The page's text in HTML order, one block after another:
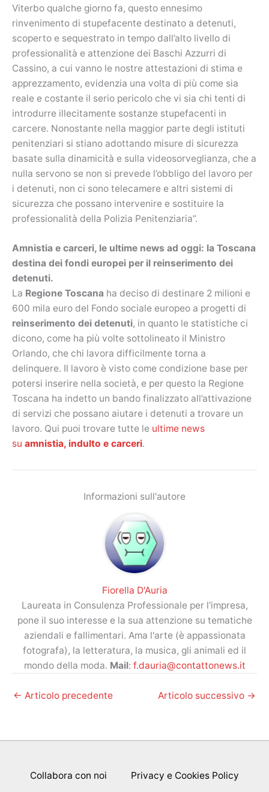
Viterbo qualche giorno fa, questo ennesimo
rinvenimento di stupefacente destinato a detenuti,
scoperto e sequestrato in tempo dall’alto livello di
professionalità e attenzione dei Baschi Azzurri di
Cassino, a cui vanno le nostre attestazioni di stima e
apprezzamento, evidenzia una volta di più come sia
reale e costante il serio pericolo che vi sia chi tenti di
introdurre illecitamente sostanze stupefacenti in
carcere. Nonostante nella maggior parte degli istituti
penitenziari si stiano adottando misure di sicurezza
basate sulla dinamicità e sulla videosorveglianza, che a
nulla servono se non si prevede l’obbligo del lavoro per
i detenuti, non ci sono telecamere e altri sistemi di
sicurezza che possano intervenire e sostituire la
professionalità della Polizia Penitenziaria”.
Amnistia e carceri, le ultime news ad oggi: la Toscana
destina dei fondi europei per il reinserimento dei
detenuti.
La Regione Toscana ha deciso di destinare 2 milioni e
600 mila euro del Fondo sociale europeo a progetti di
reinserimento dei detenuti, in quanto le statistiche ci
dicono, come ha più volte sottolineato il Ministro
Orlando, che chi lavora difficilmente torna a
delinquere. Il lavoro è visto come condizione base per
potersi inserire nella società, e per questo la Regione
Toscana ha indetto un bando finalizzato all’attivazione
di servizi che possano aiutare i detenuti a trovare un
lavoro. Qui puoi trovare tutte le ultime news
su amnistia, indulto e carceri.
Informazioni sull'autore
Fiorella D'Auria
Laureata in Consulenza Professionale per l'impresa,
pone il suo interesse e la sua attenzione su tematiche
aziendali e fallimentari. Ama l'arte (è appassionata
fotografa), la letteratura, la musica, gli animali ed il
mondo della moda. Mail: f.dauria@contattonews.it
← Articolo precedente Articolo successivo →
Collabora con noi Privacy e Cookies Policy